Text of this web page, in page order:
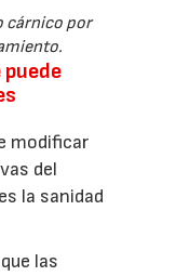
cárnico por
modificar
del
la sanidad
las